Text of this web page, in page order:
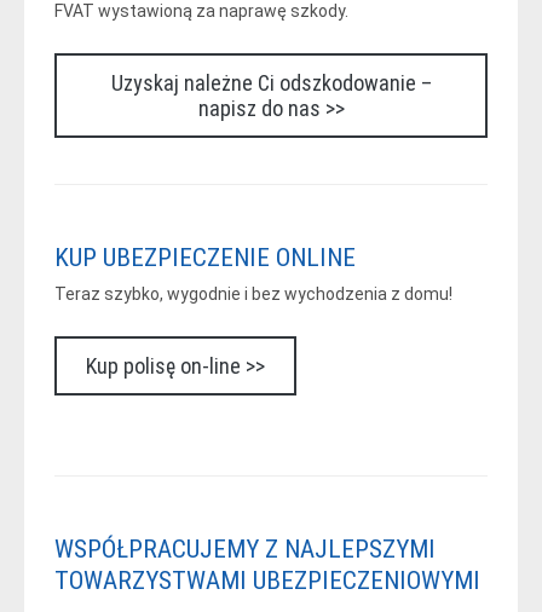
FVAT wystawioną za naprawę szkody.
Uzyskaj należne Ci odszkodowanie –
napisz do nas >>
KUP UBEZPIECZENIE ONLINE
Teraz szybko, wygodnie i bez wychodzenia z domu!
Kup polisę on-line >>
WSPÓŁPRACUJEMY Z NAJLEPSZYMI
TOWARZYSTWAMI UBEZPIECZENIOWYMI